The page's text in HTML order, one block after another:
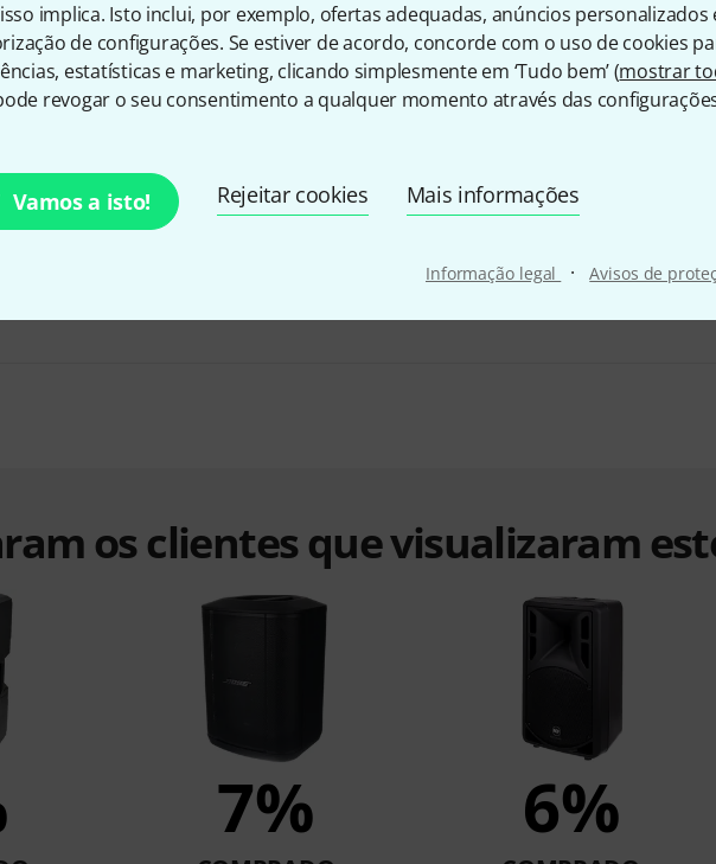
implica. Isto inclui, por exemplo, ofertas adequadas, anúncios personalizados
de configurações. Se estiver de acordo, concorde com o uso de cookies
estatísticas e marketing, clicando simplesmente em ‘Tudo bem’ (mostrar
revogar o seu consentimento a qualquer momento através das
Vamos a isto! Rejeitar cookies Mais informações
Informação legal · Avisos de
RCF Art 715-A MK V Cover Bundle
€ 1.318
os clientes que visualizaram
7% 6%